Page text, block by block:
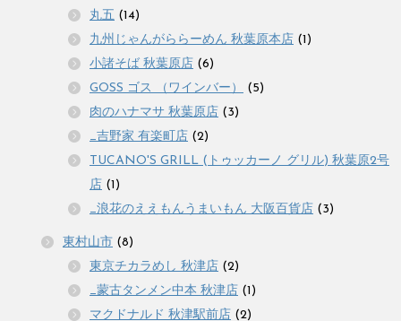
丸五 (14)
九州じゃんがららーめん 秋葉原本店 (1)
小諸そば 秋葉原店 (6)
GOSS ゴス （ワインバー）
(5)
肉のハナマサ 秋葉原店 (3)
_吉野家 有楽町店 (2)
TUCANO'S GRILL (トゥッカーノ グリル) 秋葉原2号
店 (1)
_浪花のええもんうまいもん 大阪百貨店 (3)
東村山市 (8)
東京チカラめし 秋津店 (2)
_蒙古タンメン中本 秋津店 (1)
マクドナルド 秋津駅前店 (2)